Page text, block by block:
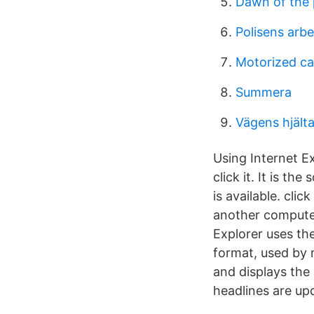
Polisens
Motorized
Summera
Vägens
Using Internet
click it. It is the
is available.
another
Explorer uses
format, used by
and displays
headlines are